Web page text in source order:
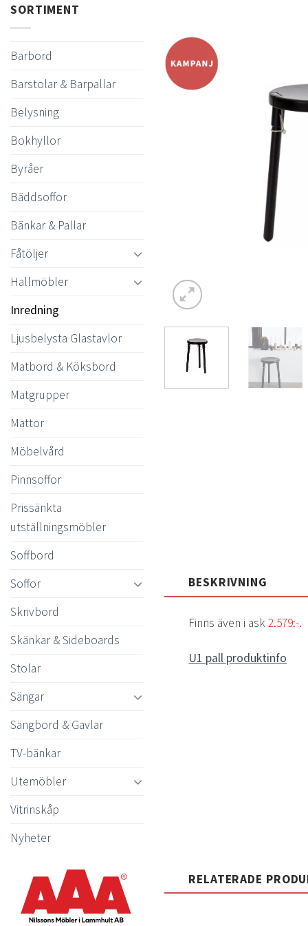
SORTIMENT
Barbord
Barstolar & Barpallar
Belysning
Bokhyllor
Byråer
Bäddsoffor
Bänkar & Pallar
Fåtöljer
Hallmöbler
Inredning
Ljusbelysta Glastavlor
Matbord & Köksbord
Matgrupper
Mattor
Möbelvård
Pinnsoffor
Prissänkta
utställningsmöbler
Soffbord
Soffor
Skrivbord
Skänkar & Sideboards
Stolar
Sängar
Sängbord & Gavlar
TV-bänkar
Utemöbler
Vitrinskåp
Nyheter
BESKRIVNING
Finns även i ask2.579:-.
U1 pall produktinfo
RELATERADE